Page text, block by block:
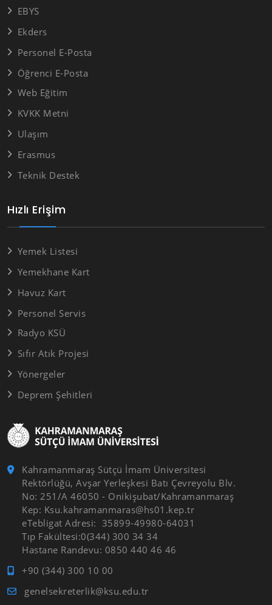
Kahramanmaraş Sütçü İmam Üniversitesi
Rektörlüğü, Avşar Yerleşkesi Batı Çevreyolu Blv.
No: 251/A 46050 - Onikişubat/Kahramanmaraş
Kep: Ksu.kahramanmaras@hs01.kep.tr
eTebligat Adresi: 35899-49980-64031
Tıp Fakültesi:0(344) 300 34 34
Hastane Randevu: 0850 440 46 46
+90 (344) 300 10 00
genelsekreterlik@ksu.edu.tr
Hızlı Erişim
Yemek Listesi
Yemekhane Kart
Havuz Kart
Personel Servis
Radyo KSÜ
Sıfır Atık Projesi
Yönergeler
Deprem Şehitleri
EBYS
Ekders
Personel E-Posta
Öğrenci E-Posta
Web Eğitim
KVKK Metni
Ulaşım
Erasmus
Teknik Destek